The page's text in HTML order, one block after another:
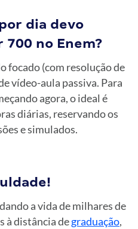
dia devo
no Enem?
focado (com resolução de
vídeo-aula passiva. Para
agora, o ideal é
diárias, reservando os
e simulados.
a vida de milhares de
à distância degraduação,